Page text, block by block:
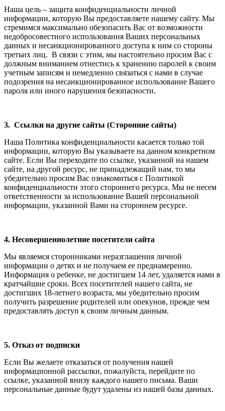
Наша цель – защита конфиденциальности личной
информации, которую Вы предоставляете нашему сайту. Мы
стремимся максимально обезопасить Вас от возможности
недобросовестного использования Ваших персональных
данных и несанкционированного доступа к ним со стороны
третьих лиц. В связи с этим, мы настоятельно просим Вас с
должным вниманием отнестись к хранению паролей к своим
учетным записям и немедленно связаться с нами в случае
подозрения на несанкционированное использование Вашего
пароля или иного нарушения безопасности.
3. Ссылки на другие сайты (Сторонние сайты)
Наша Политика конфиденциальности касается только той
информации, которую Вы указываете на данном конкретном
сайте. Если Вы переходите по ссылке, указанной на нашем
сайте, на другой ресурс, не принадлежащий нам, то мы
убедительно просим Вас ознакомиться с Политикой
конфиденциальности этого стороннего ресурса. Мы не несем
ответственности за использование Вашей персональной
информации, указанной Вами на стороннем ресурсе.
4. Несовершеннолетние посетители сайта
Мы являемся сторонниками неразглашения личной
информации о детях и не получаем ее преднамеренно.
Информация о ребенке, не достигшем 14 лет, удаляется нами в
кратчайшие сроки. Всех посетителей нашего сайта, не
достигших 18-летнего возраста, мы убедительно просим
получить разрешение родителей или опекунов, прежде чем
предоставлять доступ к своим личным данным.
5. Отказ от подписки
Если Вы желаете отказаться от получения нашей
информационной рассылки, пожалуйста, перейдите по
ссылке, указанной внизу каждого нашего письма. Ваши
персональные данные будут удалены из нашей базы данных.